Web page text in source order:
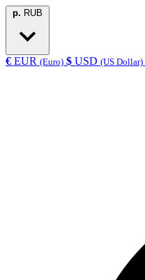
р. RUB
€ EUR (Euro) $ USD (US Dollar)